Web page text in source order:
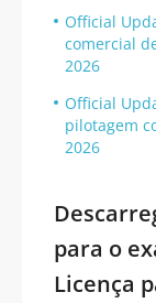
Official
comercial
2026
Official
pilotagem
2026
para o
Licença